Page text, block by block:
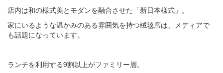
店内は和の様式美とモダンを融合させた「新日本様式」。
家にいるような温かみのある雰囲気を持つ絨毯席は、メディアで
も話題になっています。
ランチを利用する9割以上がファミリー層。